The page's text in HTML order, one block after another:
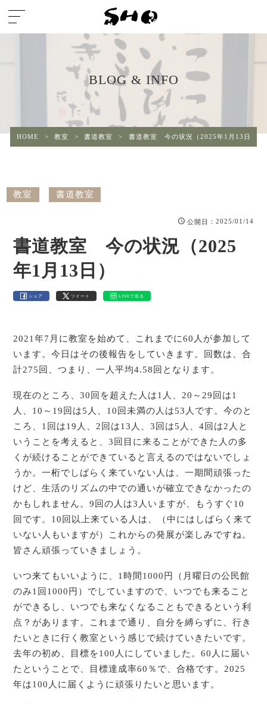
BLOG & INFO
HOME > 教室 > 書道教室 > 書道教室 今の状況（2025年1月13日）
教室 書道教室
公開日 ：2025/01/14
書道教室 今の状況（2025
年1月13日）
シェア ツイート LINEで送る
2021年7月に教室を始めて、これまでに60人が参加して
います。今日はその後報告をしていきます。回数は、合
計275回、つまり、一人平均4.58回となります。
現在のところ、30回を超えた人は1人、20～29回は1
人、10～19回は5人、10回未満の人は53人です。今のと
ころ、1回は19人、2回は13人、3回は5人、4回は2人と
いうことを考えると、3回目に来ることができた人の多
くが続けることができていると言えるのではないでしょ
うか。一桁でしばらく来ていない人は、一期間頑張った
けど、生活のリズムの中での通いが確立できなかったの
かもしれません。9回の人は3人いますが、もうすぐ10
回です。10回以上来ている人は、（中にはしばらく来て
いない人もいますが）これからの発展が楽しみですね。
皆さん頑張っていきましょう。
いつ来てもいいように、1時間1000円（月曜日の公民館
のみ1回1000円）でしていますので、いつでも来ること
ができるし、いつでも来なくなることもできるという利
点？があります。これまで通り、自分を縛らずに、行き
たいときに行く教室という感じで続けていきたいです。
去年の初め、目標を100人にしていました。60人に届い
たということで、目標達成率60％で、合格です。2025
年は100人に届くように頑張りたいと思います。